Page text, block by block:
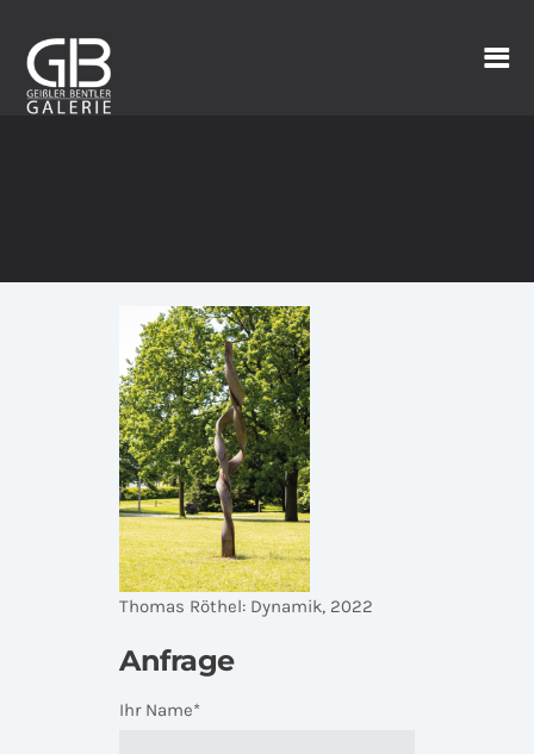
Thomas Röthel: Dynamik, 2022
Anfrage
Ihr Name*